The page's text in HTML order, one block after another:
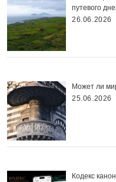
путевого
26.06.2026
Может ли
25.06.2026
Кодекс